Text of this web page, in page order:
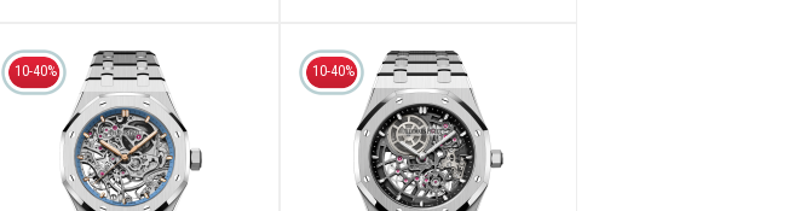
10-40% 10-40%